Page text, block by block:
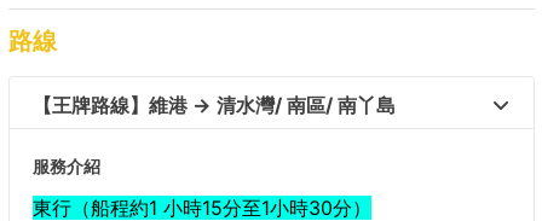
路線
【王牌路線】維港 → 清水灣/ 南區/ 南丫島
服務介紹
東行（船程約1 小時15分至1小時30分）